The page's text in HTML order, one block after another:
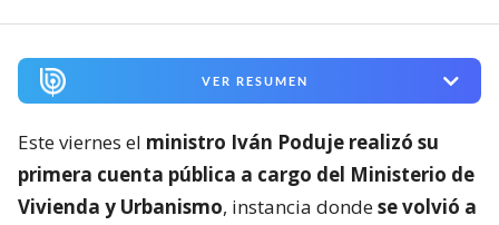
VER RESUMEN
Este viernes el ministro Iván Poduje realizó su
primera cuenta pública a cargo del Ministerio de
Vivienda y Urbanismo, instancia dondese volvió a